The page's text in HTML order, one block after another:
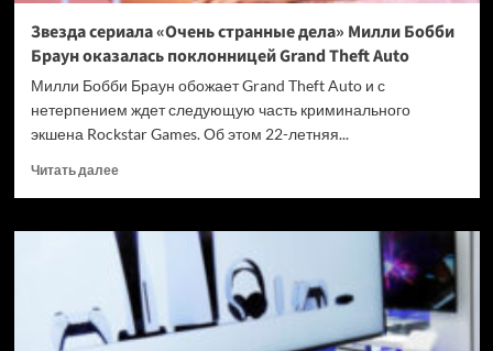
Звезда сериала «Очень странные дела» Милли Бобби
Браун оказалась поклонницей Grand Theft Auto
Милли Бобби Браун обожает Grand Theft Auto и с
нетерпением ждет следующую часть криминального
экшена Rockstar Games. Об этом 22-летняя...
Читать далееПрочитать
Звезда
сериала
«Очень
странные
дела»
Милли